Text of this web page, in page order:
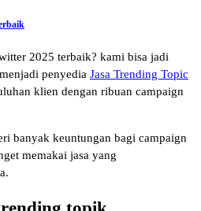
2025 terbaik? kami bisa jadi
penyedia Jasa Trending Topic
klien dengan ribuan campaign
banyak keuntungan bagi campaign
memakai jasa yang